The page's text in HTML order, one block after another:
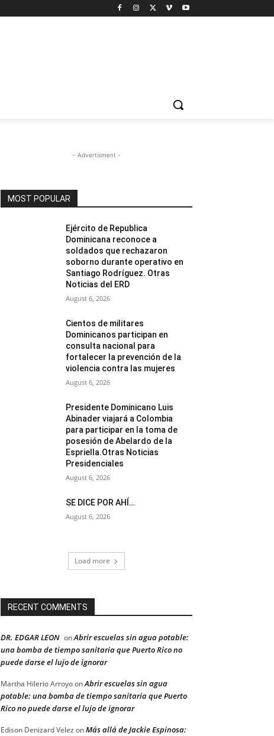
- Advertisment -
MOST POPULAR
Ejército de Republica
Dominicana reconoce a
soldados que rechazaron
soborno durante operativo en
Santiago Rodríguez. Otras
Noticias del ERD
August 6, 2026
Cientos de militares
Dominicanos participan en
consulta nacional para
fortalecer la prevención de la
violencia contra las mujeres
August 6, 2026
Presidente Dominicano Luis
Abinader viajará a Colombia
para participar en la toma de
posesión de Abelardo de la
Espriella.Otras Noticias
Presidenciales
August 6, 2026
SE DICE POR AHÍ…
August 6, 2026
Load more
RECENT COMMENTS
DR. EDGAR LEON onAbrir escuelas sin agua potable:
una bomba de tiempo sanitaria que Puerto Rico no
puede darse el lujo de ignorar
Martha Hilerio ArroyoonAbrir escuelas sin agua
potable: una bomba de tiempo sanitaria que Puerto
Rico no puede darse el lujo de ignorar
Edison Denizard Velez onMás allá de Jackie Espinosa: